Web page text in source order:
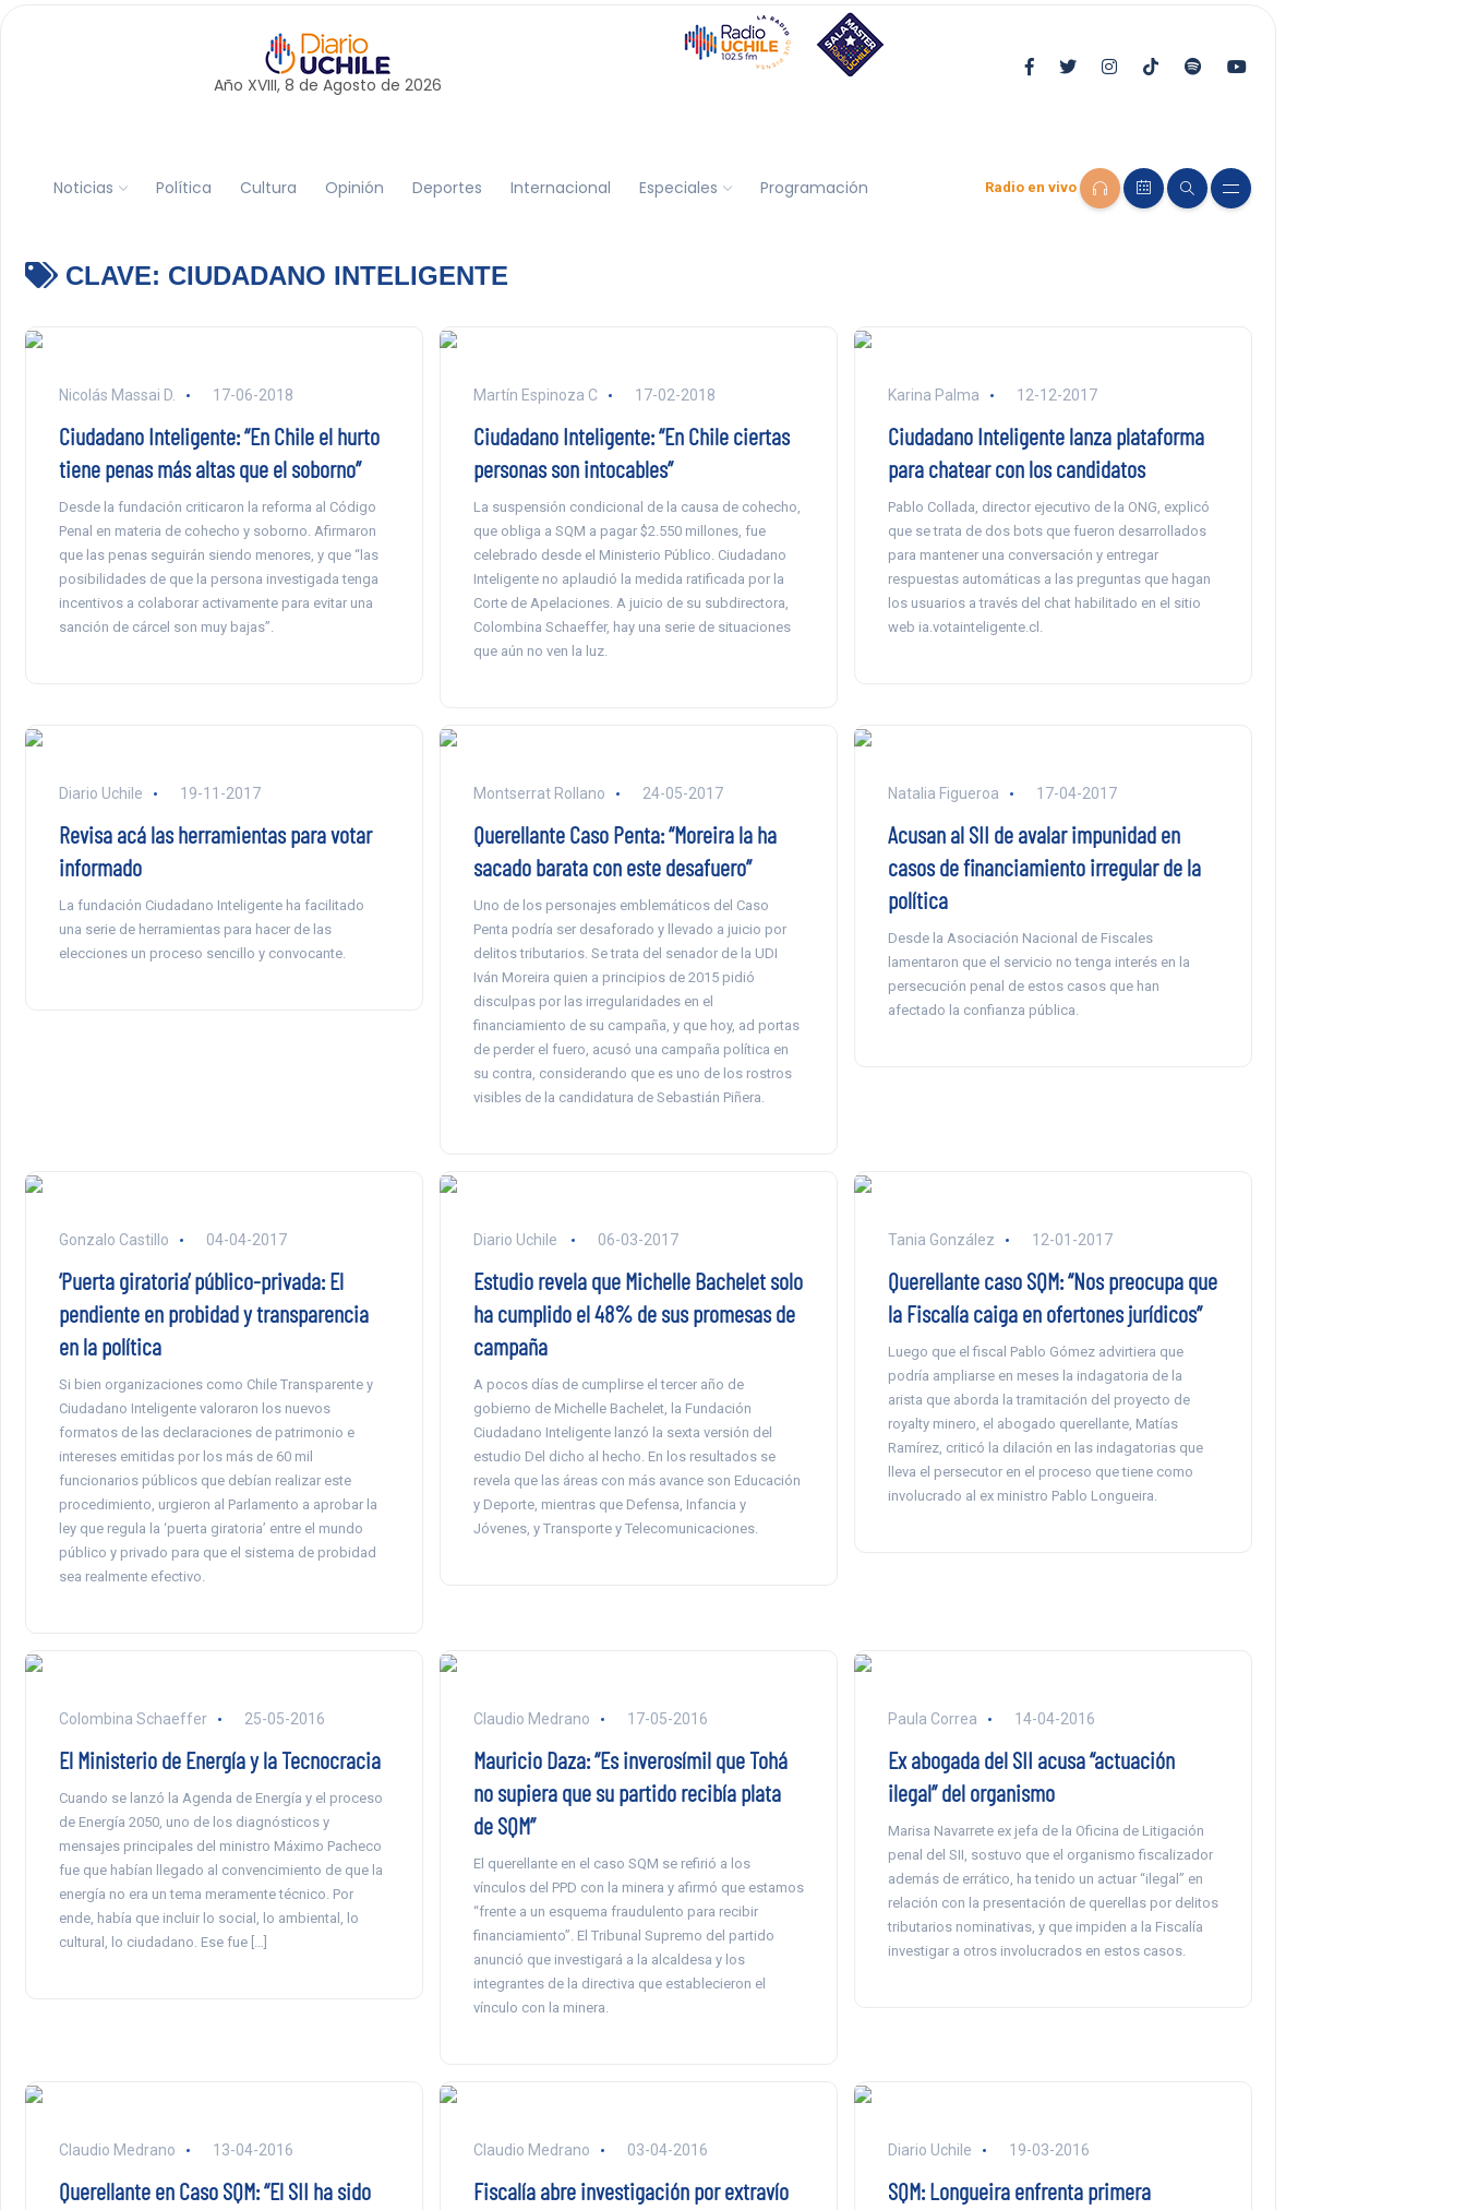
Año XVIII, 8 de Agosto de 2026
Noticias Política Cultura Opinión Deportes Internacional Especiales Programación Radio en vivo
CLAVE: CIUDADANO INTELIGENTE
Nicolás Massai D. 17-06-2018
Ciudadano Inteligente: “En Chile el hurto
tiene penas más altas que el soborno”
Desde la fundación criticaron la reforma al Código
Penal en materia de cohecho y soborno. Afirmaron
que las penas seguirán siendo menores, y que “las
posibilidades de que la persona investigada tenga
incentivos a colaborar activamente para evitar una
sanción de cárcel son muy bajas”.
Martín Espinoza C 17-02-2018
Ciudadano Inteligente: “En Chile ciertas
personas son intocables”
La suspensión condicional de la causa de cohecho,
que obliga a SQM a pagar $2.550 millones, fue
celebrado desde el Ministerio Público. Ciudadano
Inteligente no aplaudió la medida ratificada por la
Corte de Apelaciones. A juicio de su subdirectora,
Colombina Schaeffer, hay una serie de situaciones
que aún no ven la luz.
Karina Palma 12-12-2017
Ciudadano Inteligente lanza plataforma
para chatear con los candidatos
Pablo Collada, director ejecutivo de la ONG, explicó
que se trata de dos bots que fueron desarrollados
para mantener una conversación y entregar
respuestas automáticas a las preguntas que hagan
los usuarios a través del chat habilitado en el sitio
web ia.votainteligente.cl.
Diario Uchile 19-11-2017
Revisa acá las herramientas para votar
informado
La fundación Ciudadano Inteligente ha facilitado
una serie de herramientas para hacer de las
elecciones un proceso sencillo y convocante.
Montserrat Rollano 24-05-2017
Querellante Caso Penta: “Moreira la ha
sacado barata con este desafuero”
Uno de los personajes emblemáticos del Caso
Penta podría ser desaforado y llevado a juicio por
delitos tributarios. Se trata del senador de la UDI
Iván Moreira quien a principios de 2015 pidió
disculpas por las irregularidades en el
financiamiento de su campaña, y que hoy, ad portas
de perder el fuero, acusó una campaña política en
su contra, considerando que es uno de los rostros
visibles de la candidatura de Sebastián Piñera.
Natalia Figueroa 17-04-2017
Acusan al SII de avalar impunidad en
casos de financiamiento irregular de la
política
Desde la Asociación Nacional de Fiscales
lamentaron que el servicio no tenga interés en la
persecución penal de estos casos que han
afectado la confianza pública.
Gonzalo Castillo 04-04-2017
‘Puerta giratoria’ público-privada: El
pendiente en probidad y transparencia
en la política
Si bien organizaciones como Chile Transparente y
Ciudadano Inteligente valoraron los nuevos
formatos de las declaraciones de patrimonio e
intereses emitidas por los más de 60 mil
funcionarios públicos que debían realizar este
procedimiento, urgieron al Parlamento a aprobar la
ley que regula la ‘puerta giratoria’ entre el mundo
público y privado para que el sistema de probidad
sea realmente efectivo.
Diario Uchile 06-03-2017
Estudio revela que Michelle Bachelet solo
ha cumplido el 48% de sus promesas de
campaña
A pocos días de cumplirse el tercer año de
gobierno de Michelle Bachelet, la Fundación
Ciudadano Inteligente lanzó la sexta versión del
estudio Del dicho al hecho. En los resultados se
revela que las áreas con más avance son Educación
y Deporte, mientras que Defensa, Infancia y
Jóvenes, y Transporte y Telecomunicaciones.
Tania González 12-01-2017
Querellante caso SQM: “Nos preocupa que
la Fiscalía caiga en ofertones jurídicos”
Luego que el fiscal Pablo Gómez advirtiera que
podría ampliarse en meses la indagatoria de la
arista que aborda la tramitación del proyecto de
royalty minero, el abogado querellante, Matías
Ramírez, criticó la dilación en las indagatorias que
lleva el persecutor en el proceso que tiene como
involucrado al ex ministro Pablo Longueira.
Colombina Schaeffer 25-05-2016
El Ministerio de Energía y la Tecnocracia
Cuando se lanzó la Agenda de Energía y el proceso
de Energía 2050, uno de los diagnósticos y
mensajes principales del ministro Máximo Pacheco
fue que habían llegado al convencimiento de que la
energía no era un tema meramente técnico. Por
ende, había que incluir lo social, lo ambiental, lo
cultural, lo ciudadano. Ese fue […]
Claudio Medrano 17-05-2016
Mauricio Daza: “Es inverosímil que Tohá
no supiera que su partido recibía plata
de SQM”
El querellante en el caso SQM se refirió a los
vínculos del PPD con la minera y afirmó que estamos
“frente a un esquema fraudulento para recibir
financiamiento”. El Tribunal Supremo del partido
anunció que investigará a la alcaldesa y los
integrantes de la directiva que establecieron el
vínculo con la minera.
Paula Correa 14-04-2016
Ex abogada del SII acusa “actuación
ilegal” del organismo
Marisa Navarrete ex jefa de la Oficina de Litigación
penal del SII, sostuvo que el organismo fiscalizador
además de errático, ha tenido un actuar “ilegal” en
relación con la presentación de querellas por delitos
tributarios nominativas, y que impiden a la Fiscalía
investigar a otros involucrados en estos casos.
Claudio Medrano 13-04-2016
Querellante en Caso SQM: “El SII ha sido
Claudio Medrano 03-04-2016
Fiscalía abre investigación por extravío
Diario Uchile 19-03-2016
SQM: Longueira enfrenta primera